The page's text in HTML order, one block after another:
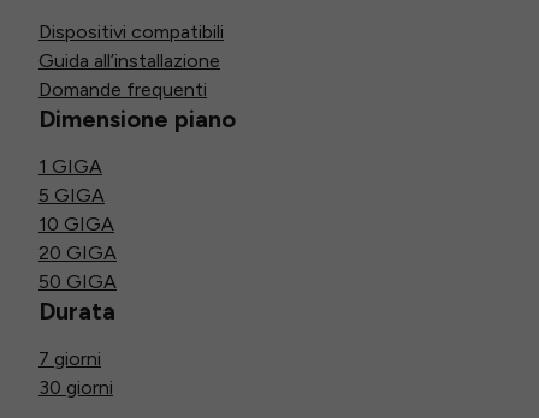
Dispositivi compatibili
Guida all’installazione
Domande frequenti
Dimensione piano
1 GIGA
5 GIGA
10 GIGA
20 GIGA
50 GIGA
Durata
7 giorni
30 giorni